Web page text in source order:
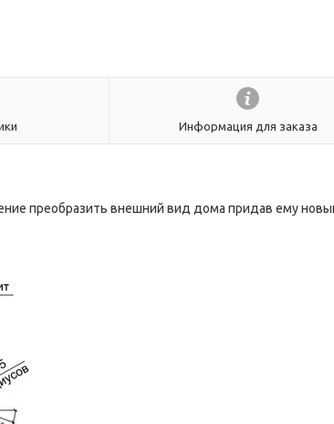
Информация для заказа
преобразить внешний вид дома придав ему